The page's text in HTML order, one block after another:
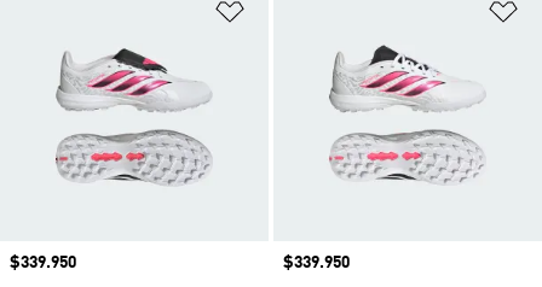
Precio
$339.950
Precio
$339.950